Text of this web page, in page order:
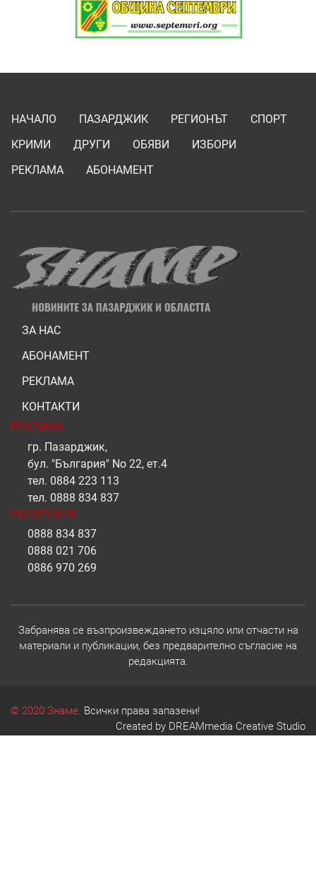
НАЧАЛО ПАЗАРДЖИК РЕГИОНЪТ
СПОРТ
КРИМИ
ДРУГИ ОБЯВИ
ИЗБОРИ
РЕКЛАМА
АБОНАМЕНТ
ЗА НАС
АБОНАМЕНТ
РЕКЛАМА
КОНТАКТИ
РЕКЛАМА
гр. Пазарджик,
бул. "България" No 22, ет.4
тел. 0884 223 113
тел. 0888 834 837
РЕПОРТЕРИ
0888 834 837
0888 021 706
0886 970 269
Забранява се възпроизвеждането изцяло или отчасти на
материали и публикации, без предварително съгласие на
редакцията.
© 2020 Знаме. Всички права запазени!
Created by DREAMmedia Creative Studio